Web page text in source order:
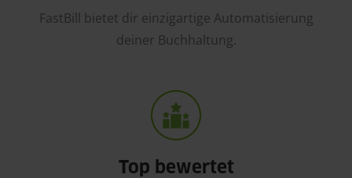
FastBill bietet dir einzigartige Automatisierung
deiner Buchhaltung.
Top bewertet